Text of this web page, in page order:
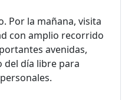
Por la mañana, visita
con amplio recorrido
avenidas,
del día libre para